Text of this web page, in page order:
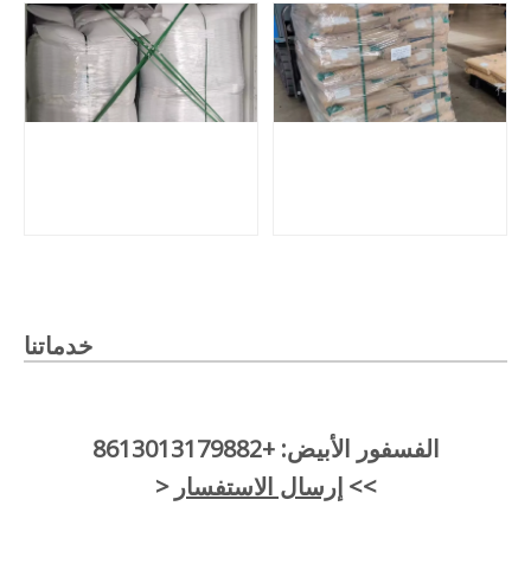
خدماتنا
الفسفور الأبيض: +8613013179882
>> إرسال الاستفسار <